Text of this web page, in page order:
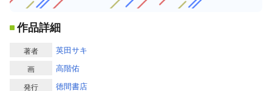
作品詳細
著者 英田サキ
画 高階佑
発行 徳間書店